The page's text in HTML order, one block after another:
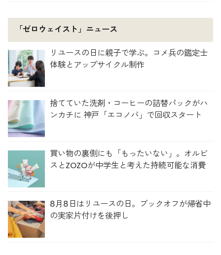
「ゼロウェイスト」ニュース
リユースの日に親子で学ぶ。コメ兵の鑑定士
体験とアップサイクル制作
捨てていた洗剤・コーヒーの詰替パックがハ
ンカチに 神戸「エコノバ」で回収スタート
買い物の裏側にも「もったいない」。オルビ
スとZOZOが中学生と考えた持続可能な消費
8月8日はリユースの日。ブックオフが帰省中
の実家片付けを後押し